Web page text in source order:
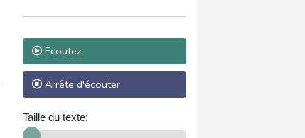
détriment de la Suissesse Marlen
Reusser, 4e.
Ecoutez
Arrête d'écouter
Taille du texte: